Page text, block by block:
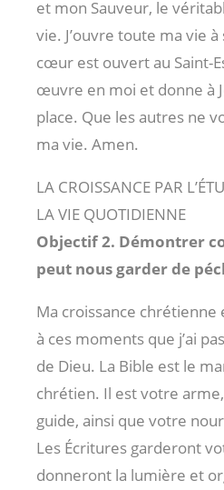
et mon Sauveur, le
vie. J’ouvre toute ma vie
cœur est ouvert au Saint-
œuvre en moi et donne à
place. Que les autres ne
ma vie. Amen.
LA CROISSANCE PAR
LA VIE QUOTIDIENNE
Objectif 2. Démontrer
peut nous garder de
Ma croissance
à ces moments que j’ai
de Dieu. La Bible est le
chrétien. Il est votre
guide, ainsi que votre
Les Écritures garderont
donneront la lumière et